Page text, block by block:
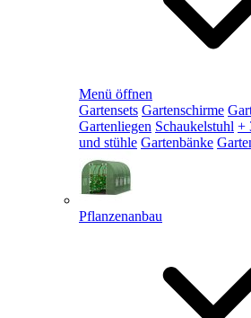
Menü öffnen
Gartensets Gartenschirme
Gartenliegen Schaukelstuhl +
und stühle Gartenbänke
Pflanzenanbau